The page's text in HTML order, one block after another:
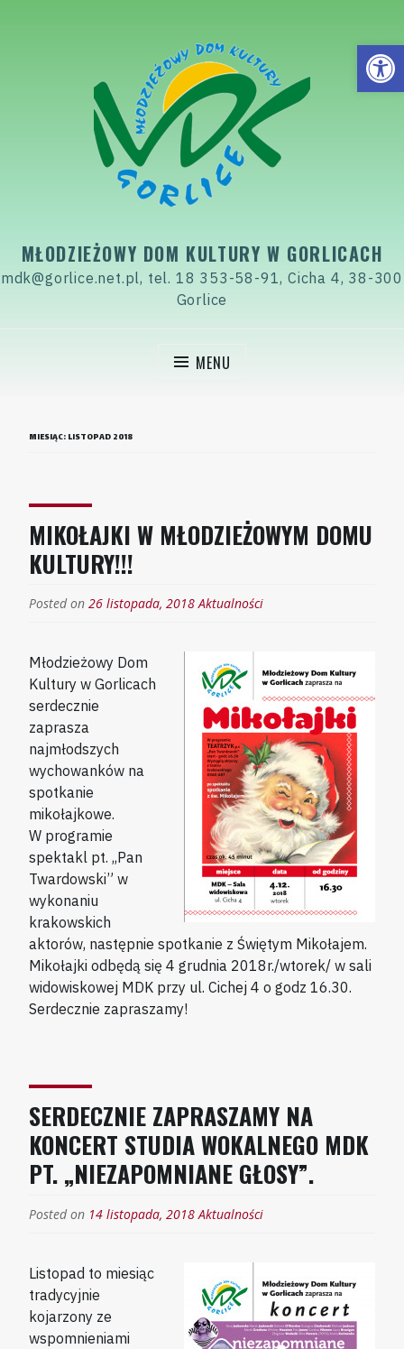
MŁODZIEŻOWY DOM KULTURY W GORLICACH
mdk@gorlice.net.pl, tel. 18 353-58-91, Cicha 4, 38-300
Gorlice
MENU
MIESIĄC:LISTOPAD 2018
MIKOŁAJKI W MŁODZIEŻOWYM DOMU
KULTURY!!!
Posted on 26 listopada, 2018 Aktualności
Młodzieżowy Dom
Kultury w Gorlicach
serdecznie
zaprasza
najmłodszych
wychowanków na
spotkanie
mikołajkowe.
W programie
spektakl pt. ,,Pan
Twardowski” w
wykonaniu
krakowskich
aktorów, następnie spotkanie z Świętym Mikołajem.
Mikołajki odbędą się 4 grudnia 2018r./wtorek/ w sali
widowiskowej MDK przy ul. Cichej 4 o godz 16.30.
Serdecznie zapraszamy!
SERDECZNIE ZAPRASZAMY NA
KONCERT STUDIA WOKALNEGO MDK
PT. „NIEZAPOMNIANE GŁOSY”.
Posted on 14 listopada, 2018 Aktualności
Listopad to miesiąc
tradycyjnie
kojarzony ze
wspomnieniami